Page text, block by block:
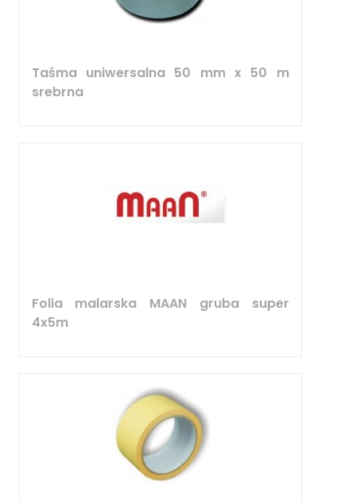
Taśma uniwersalna 50 mm x 50 m
srebrna
Folia malarska MAAN gruba super
4x5m